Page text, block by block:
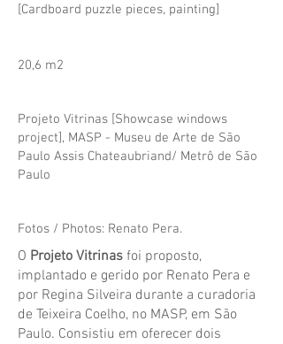
[Cardboard puzzle pieces, painting]
20,6 m2
Projeto Vitrinas [Showcase windows
project], MASP - Museu de Arte de São
Paulo Assis Chateaubriand/ Metrô de São
Paulo
Fotos / Photos: Renato Pera.
O Projeto Vitrinas foi proposto,
implantado e gerido por Renato Pera e
por Regina Silveira durante a curadoria
de Teixeira Coelho, no MASP, em São
Paulo. Consistiu em oferecer dois